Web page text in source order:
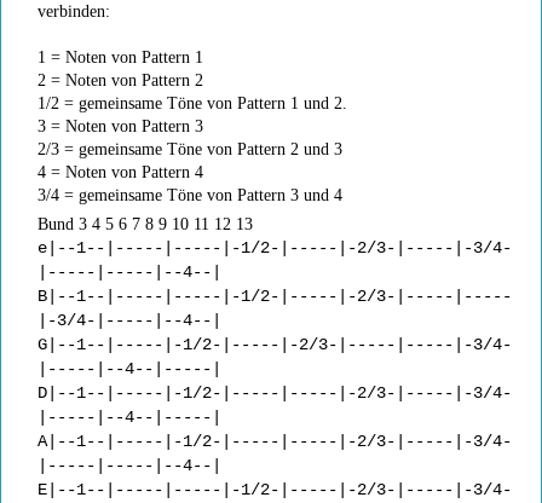
verbinden:
1 = Noten von Pattern 1
2 = Noten von Pattern 2
1/2 = gemeinsame Töne von Pattern 1 und 2.
3 = Noten von Pattern 3
2/3 = gemeinsame Töne von Pattern 2 und 3
4 = Noten von Pattern 4
3/4 = gemeinsame Töne von Pattern 3 und 4
Bund 3 4 5 6 7 8 9 10 11 12 13
e|--1--|-----|-----|-1/2-|-----|-2/3-|-----|-3/4-
|-----|-----|--4--|
B|--1--|-----|-----|-1/2-|-----|-2/3-|-----|-----
|-3/4-|-----|--4--|
G|--1--|-----|-1/2-|-----|-2/3-|-----|-----|-3/4-
|-----|--4--|-----|
D|--1--|-----|-1/2-|-----|-----|-2/3-|-----|-3/4-
|-----|--4--|-----|
A|--1--|-----|-1/2-|-----|-----|-2/3-|-----|-3/4-
|-----|-----|--4--|
E|--1--|-----|-----|-1/2-|-----|-2/3-|-----|-3/4-